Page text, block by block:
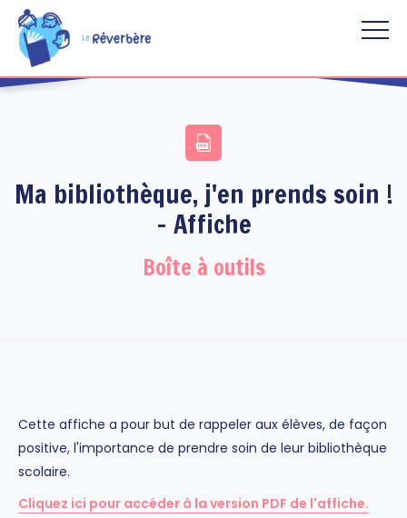
Aller au contenu principal
Ma bibliothèque, j'en prends soin !
- Affiche
Boîte à outils
Cette affiche a pour but de rappeler aux élèves, de façon
positive, l'importance de prendre soin de leur bibliothèque
scolaire.
Cliquez ici pour accéder à la version PDF de l'affiche.